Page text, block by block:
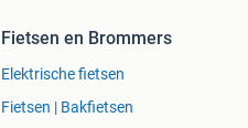
Fietsen en Brommers
Elektrische fietsen
Fietsen | Bakfietsen